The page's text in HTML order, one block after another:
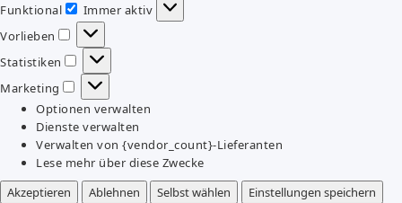
Funktional
Funktional
Immer aktiv
Vorlieben
Vorlieben
Statistiken
Statistiken
Marketing
Marketing
Optionen verwalten
Dienste verwalten
Verwalten von {vendor_count}-Lieferanten
Lese mehr über diese Zwecke
Akzeptieren
Ablehnen Selbst wählen
Einstellungen speichern